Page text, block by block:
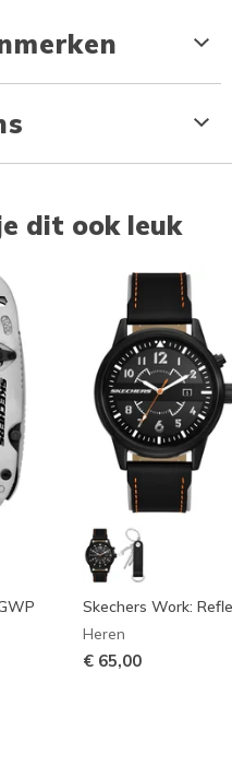
dit ook leuk
Skechers Work:
Heren
€ 65,00